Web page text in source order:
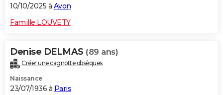
10/10/2025 à Avon
Famille LOUVETY
Denise DELMAS (89 ans)
Créer une cagnotte obsèques
Naissance
23/07/1936 à Paris